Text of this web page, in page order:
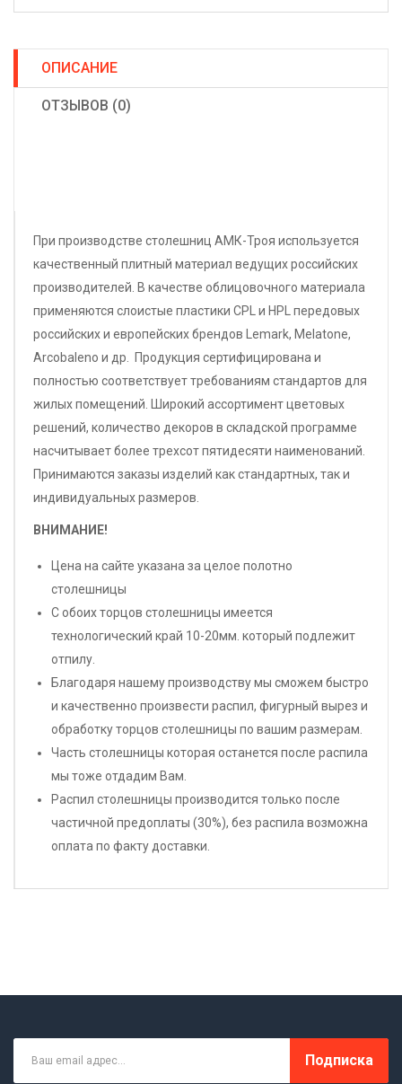
ОПИСАНИЕ
ОТЗЫВОВ (0)
При производстве столешниц АМК-Троя используется
качественный плитный материал ведущих российских
производителей. В качестве облицовочного материала
применяются слоистые пластики CPL и HPL передовых
российских и европейских брендов Lemark, Melatone,
Arcobaleno и др. Продукция сертифицирована и
полностью соответствует требованиям стандартов для
жилых помещений. Широкий ассортимент цветовых
решений, количество декоров в складской программе
насчитывает более трехсот пятидесяти наименований.
Принимаются заказы изделий как стандартных, так и
индивидуальных размеров.
ВНИМАНИЕ!
Цена на сайте указана за целое полотно
столешницы
С обоих торцов столешницы имеется
технологический край 10-20мм. который подлежит
отпилу.
Благодаря нашему производству мы сможем быстро
и качественно произвести распил, фигурный вырез и
обработку торцов столешницы по вашим размерам.
Часть столешницы которая останется после распила
мы тоже отдадим Вам.
Распил столешницы производится только после
частичной предоплаты (30%), без распила возможна
оплата по факту доставки.
Подписка